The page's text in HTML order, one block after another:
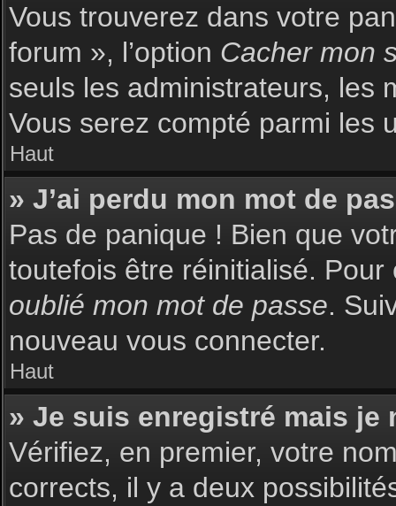
Vous trouverez dans votre
forum », l’option Cacher mon
seuls les administrateurs, les
Vous serez compté parmi les
Haut
» J’ai perdu mon mot de
Pas de panique ! Bien que
toutefois être réinitialisé.
oublié mon mot de passe.
nouveau vous connecter.
Haut
» Je suis enregistré mais je
Vérifiez, en premier, votre
corrects, il y a deux